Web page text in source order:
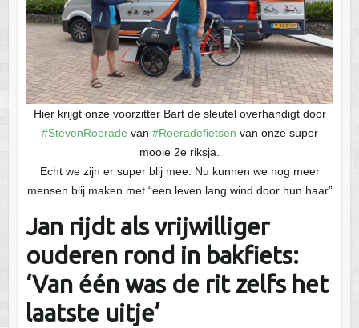
Hier krijgt onze voorzitter Bart de sleutel overhandigt door
#StevenRoerade van #Roeradefietsen van onze super
mooie 2e riksja.
Echt we zijn er super blij mee. Nu kunnen we nog meer
mensen blij maken met “een leven lang wind door hun haar”
Jan rijdt als vrijwilliger
ouderen rond in bakfiets:
‘Van één was de rit zelfs het
laatste uitje’